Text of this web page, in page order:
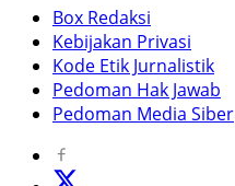
Box Redaksi
Kebijakan Privasi
Kode Etik Jurnalistik
Pedoman Hak Jawab
Pedoman Media Siber